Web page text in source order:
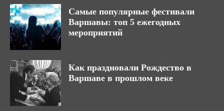
Самые популярные фестивали
Варшавы: топ 5 ежегодных
мероприятий
Как праздновали Рождество в
Варшаве в прошлом веке